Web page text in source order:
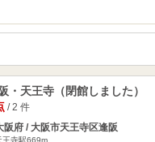
・天王寺（閉館しました）
/ 2 件
阪府 / 大阪市天王寺区逢阪
王寺駅669m